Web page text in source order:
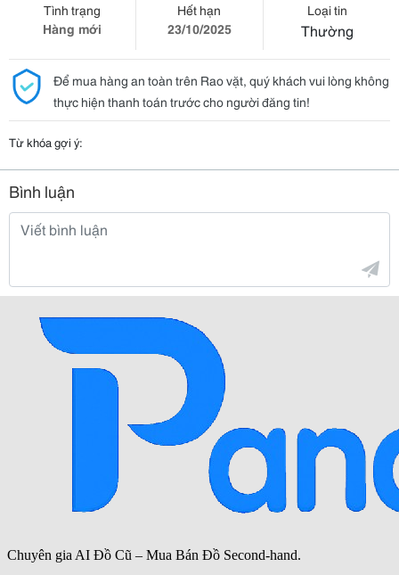
Tình trạng
Hàng mới
Hết hạn
23/10/2025
Loại tin
Thường
Để mua hàng an toàn trên Rao vặt, quý khách vui lòng không
thực hiện thanh toán trước cho người đăng tin!
Từ khóa gợi ý:
Bình luận